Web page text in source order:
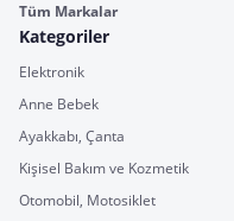
Tüm Markalar
Kategoriler
Elektronik
Anne Bebek
Ayakkabı, Çanta
Kişisel Bakım ve Kozmetik
Otomobil, Motosiklet